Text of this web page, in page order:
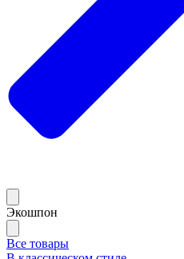
Экошпон
Все товары